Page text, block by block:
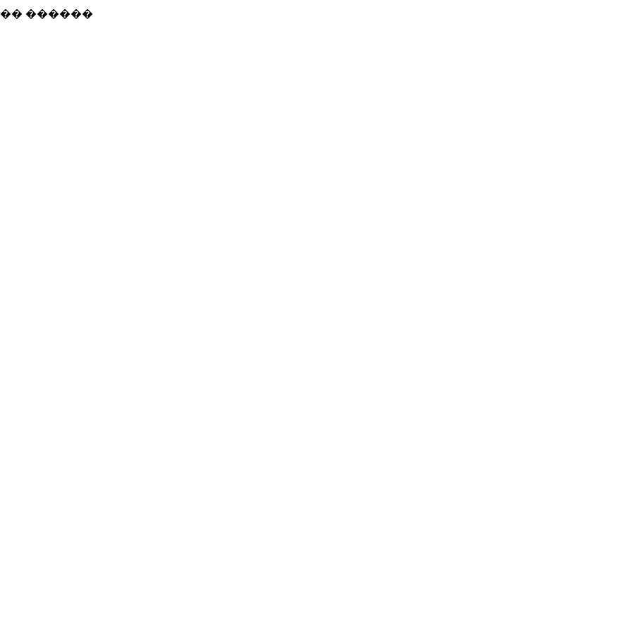
������